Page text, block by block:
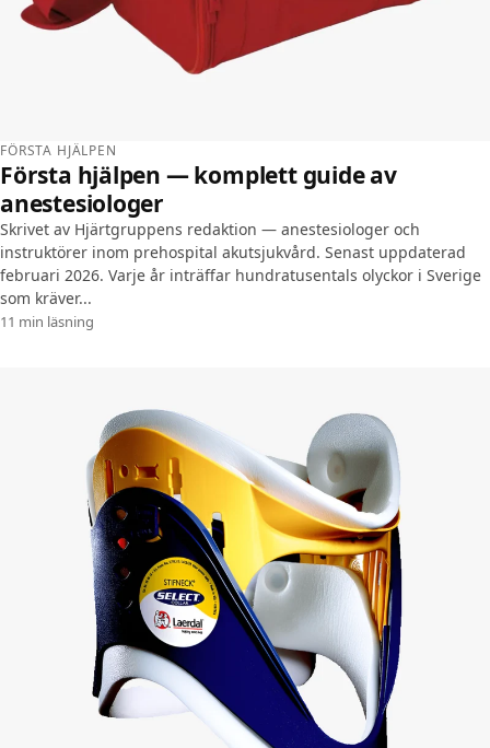
FÖRSTA HJÄLPEN
Första hjälpen — komplett guide av
anestesiologer
Skrivet av Hjärtgruppens redaktion — anestesiologer och
instruktörer inom prehospital akutsjukvård. Senast uppdaterad
februari 2026. Varje år inträffar hundratusentals olyckor i Sverige
som kräver...
11 min läsning